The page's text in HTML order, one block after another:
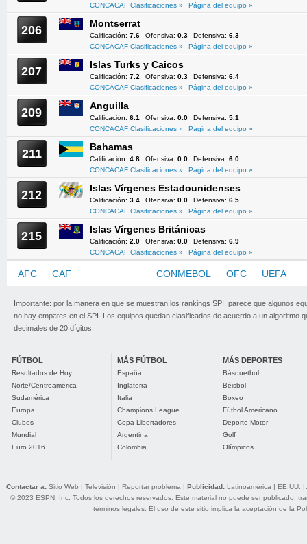
CONCACAF Clasificaciones »
Página del equipo »
206 Montserrat
Calificación: 7.6 Ofensiva: 0.3 Defensiva: 6.3
CONCACAF Clasificaciones »
Página del equipo »
207 Islas Turks y Caicos
Calificación: 7.2 Ofensiva: 0.3 Defensiva: 6.4
CONCACAF Clasificaciones »
Página del equipo »
209 Anguilla
Calificación: 6.1 Ofensiva: 0.0 Defensiva: 5.1
CONCACAF Clasificaciones »
Página del equipo »
211 Bahamas
Calificación: 4.8 Ofensiva: 0.0 Defensiva: 6.0
CONCACAF Clasificaciones »
Página del equipo »
212 Islas Vírgenes Estadounidenses
Calificación: 3.4 Ofensiva: 0.0 Defensiva: 6.5
CONCACAF Clasificaciones »
Página del equipo »
215 Islas Vírgenes Británicas
Calificación: 2.0 Ofensiva: 0.0 Defensiva: 6.9
CONCACAF Clasificaciones »
Página del equipo »
AFC CAF CONMEBOL OFC UEFA
Importante: por la manera en que se muestran los rankings SPI, parece que algunos
no hay empates en el SPI. Los equipos quedan clasificados de acuerdo a un algoritmo
decimales de 20 dígitos.
FÚTBOL
Resultados de Hoy
Norte/Centroamérica
Sudamérica
Europa
Clubes
Mundial
Euro 2016
MÁS FÚTBOL
España
Inglaterra
Italia
Champions League
Copa Libertadores
Argentina
Colombia
MÁS DEPORTES
Básquetbol
Béisbol
Boxeo
Fútbol Americano
Deporte Motor
Golf
Olímpicos
Contactar a: Sitio Web | Televisión | Reportar problema | Publicidad: Latinoamérica | EE.UU. |
© 2023 ESPN, Inc. Todos los derechos reservados. Este material no puede ser publicado,
términos legales. El uso de este sitio implica la aceptación de la